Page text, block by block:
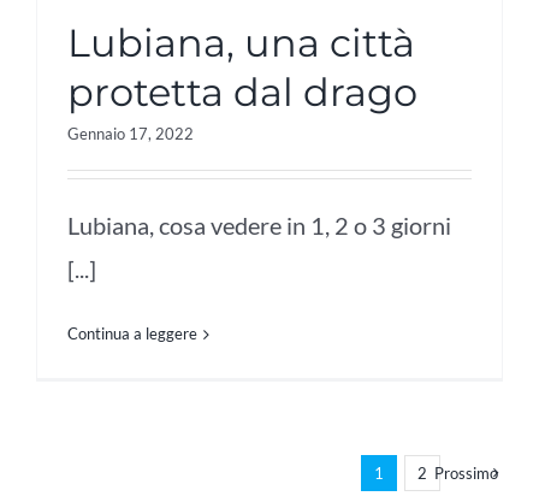
Lubiana, una città
protetta dal drago
Gennaio 17, 2022
Lubiana, cosa vedere in 1, 2 o 3 giorni
[...]
Continua a leggere
1 2 Prossimo